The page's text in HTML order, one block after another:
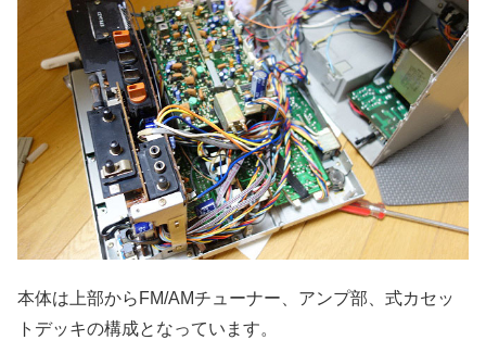
本体は上部からFM/AMチューナー、アンプ部、式カセッ
トデッキの構成となっています。